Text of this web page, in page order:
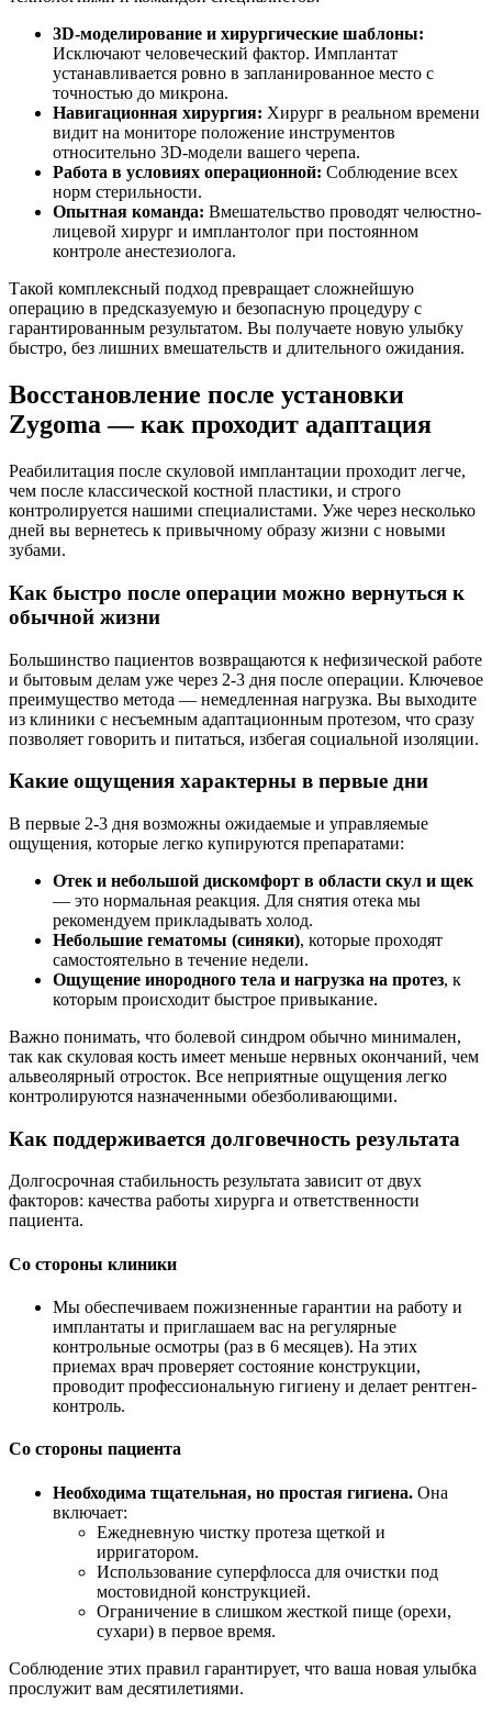
3D-моделирование и хирургические шаблоны:
Исключают человеческий фактор. Имплантат
устанавливается ровно в запланированное место с
точностью до микрона.
Навигационная хирургия: Хирург в реальном времени
видит на мониторе положение инструментов
относительно 3D-модели вашего черепа.
Работа в условиях операционной: Соблюдение всех
норм стерильности.
Опытная команда: Вмешательство проводят челюстно-
лицевой хирург и имплантолог при постоянном
контроле анестезиолога.
Такой комплексный подход превращает сложнейшую
операцию в предсказуемую и безопасную процедуру с
гарантированным результатом. Вы получаете новую улыбку
быстро, без лишних вмешательств и длительного ожидания.
Восстановление после установки
Zygoma — как проходит адаптация
Реабилитация после скуловой имплантации проходит легче,
чем после классической костной пластики, и строго
контролируется нашими специалистами. Уже через несколько
дней вы вернетесь к привычному образу жизни с новыми
зубами.
Как быстро после операции можно вернуться к
обычной жизни
Большинство пациентов возвращаются к нефизической работе
и бытовым делам уже через 2-3 дня после операции. Ключевое
преимущество метода — немедленная нагрузка. Вы выходите
из клиники с несъемным адаптационным протезом, что сразу
позволяет говорить и питаться, избегая социальной изоляции.
Какие ощущения характерны в первые дни
В первые 2-3 дня возможны ожидаемые и управляемые
ощущения, которые легко купируются препаратами:
Отек и небольшой дискомфорт в области скул и щек
— это нормальная реакция. Для снятия отека мы
рекомендуем прикладывать холод.
Небольшие гематомы (синяки), которые проходят
самостоятельно в течение недели.
Ощущение инородного тела и нагрузка на протез, к
которым происходит быстрое привыкание.
Важно понимать, что болевой синдром обычно минимален,
так как скуловая кость имеет меньше нервных окончаний, чем
альвеолярный отросток. Все неприятные ощущения легко
контролируются назначенными обезболивающими.
Как поддерживается долговечность результата
Долгосрочная стабильность результата зависит от двух
факторов: качества работы хирурга и ответственности
пациента.
Со стороны клиники
Мы обеспечиваем пожизненные гарантии на работу и
имплантаты и приглашаем вас на регулярные
контрольные осмотры (раз в 6 месяцев). На этих
приемах врач проверяет состояние конструкции,
проводит профессиональную гигиену и делает рентген-
контроль.
Со стороны пациента
Необходима тщательная, но простая гигиена. Она
включает:
Ежедневную чистку протеза щеткой и
ирригатором.
Использование суперфлосса для очистки под
мостовидной конструкцией.
Ограничение в слишком жесткой пище (орехи,
сухари) в первое время.
Соблюдение этих правил гарантирует, что ваша новая улыбка
прослужит вам десятилетиями.